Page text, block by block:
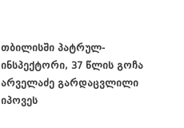
თბილისში პატრულ-
ინსპექტორი, 37 წლის გოჩა
არველაძე გარდაცვლილი
იპოვეს